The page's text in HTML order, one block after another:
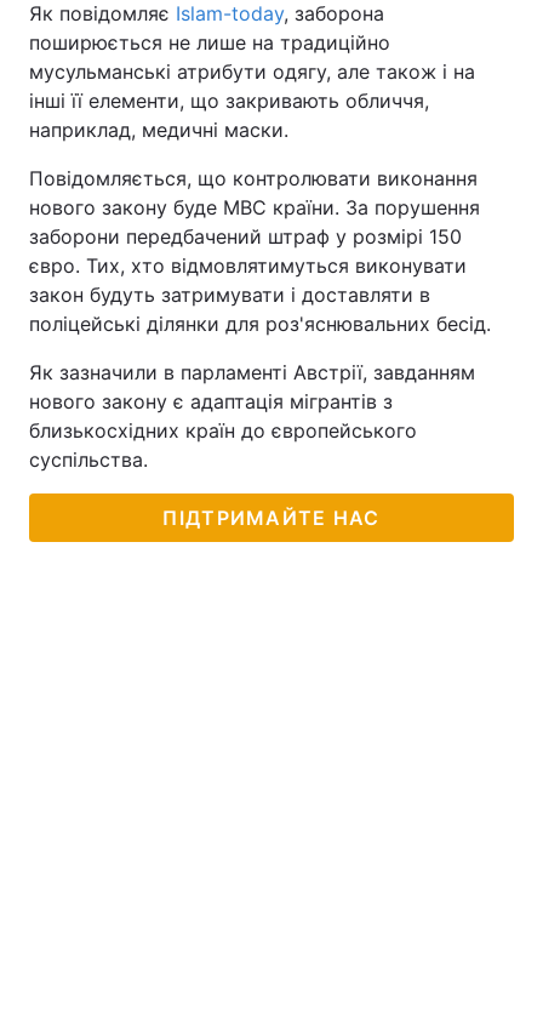
Як повідомляє Islam-today, заборона
поширюється не лише на традиційно
мусульманські атрибути одягу, але також і на
інші її елементи, що закривають обличчя,
наприклад, медичні маски.
Повідомляється, що контролювати виконання
нового закону буде МВС країни. За порушення
заборони передбачений штраф у розмірі 150
євро. Тих, хто відмовлятимуться виконувати
закон будуть затримувати і доставляти в
поліцейські ділянки для роз'яснювальних бесід.
Як зазначили в парламенті Австрії, завданням
нового закону є адаптація мігрантів з
близькосхідних країн до європейського
суспільства.
ПІДТРИМАЙТЕ НАС